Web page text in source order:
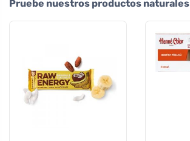
Pruebe nuestros productos naturales